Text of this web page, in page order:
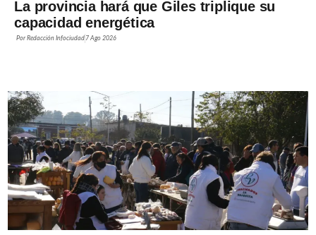
La provincia hará que Giles triplique su
capacidad energética
PorRedacción Infociudad 7 Ago 2026